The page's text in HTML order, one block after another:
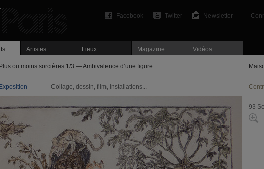
Newsletter
Twitter
Facebook
Artistes Lieux Magazine Vidéos
Plus ou moins sorcières 1/3 — Ambivalence d’une figure
Exposition Collage, dessin, film, installations...
93